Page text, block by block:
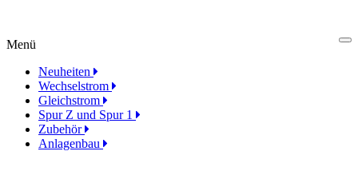
Menü
Neuheiten
Wechselstrom
Gleichstrom
Spur Z und Spur 1
Zubehör
Anlagenbau